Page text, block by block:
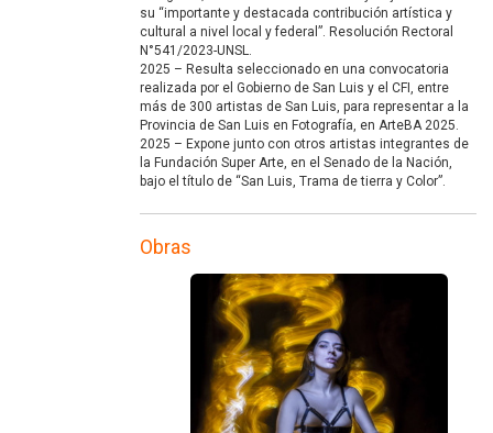
su “importante y destacada contribución artística y
cultural a nivel local y federal”. Resolución Rectoral
N°541/2023-UNSL.
2025 – Resulta seleccionado en una convocatoria
realizada por el Gobierno de San Luis y el CFI, entre
más de 300 artistas de San Luis, para representar a la
Provincia de San Luis en Fotografía, en ArteBA 2025.
2025 – Expone junto con otros artistas integrantes de
la Fundación Super Arte, en el Senado de la Nación,
bajo el título de “San Luis, Trama de tierra y Color”.
Obras